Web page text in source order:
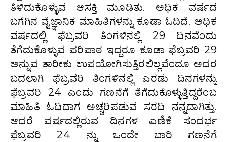
ತಿಳಿದುಕೊಳ್ಳುವ ಆಸಕ್ತಿ ಮೂಡಿತು. ಅಧಿಕ ವರ್ಷದ
ಬಗೆಗಿನ ವೈಜ್ಞಾನಿಕ ಮಾಹಿತಿಗಳನ್ನು ಕೂಡಾ ಓದಿದೆ. ಅಧಿಕ
ವರ್ಷದಲ್ಲಿ ಫೆಬ್ರವರಿ ತಿಂಗಳಿನಲ್ಲಿ 29 ದಿನವೆಂದು
ತೆಗೆದುಕೊಳ್ಳುವ ಪರಿಪಾಠ ಇದ್ದರೂ ಕೂಡಾ ಫೆಬ್ರವರಿ 29
ಅನ್ನುವ ತಾರೀಕು ಉಪಯೋಗಿಸುತ್ತಿರಲಿಲ್ಲವೆಂದೂ ಅದರ
ಬದಲಾಗಿ ಫೆಬ್ರವರಿ ತಿಂಗಳಿನಲ್ಲಿ ಎರಡು ದಿನಗಳನ್ನು
ಫೆಬ್ರವರಿ 24 ಎಂದು ಗಣನೆಗೆ ತೆಗೆದುಕೊಳ್ಳುತ್ತಿದ್ದರೆಂಬ
ಮಾಹಿತಿ ಓದಿದಾಗ ಅಚ್ಚರಿಪಡುವ ಸರದಿ ನನ್ನದಾಗಿತ್ತು.
ಆದರೆ ವರ್ಷದಲ್ಲಿರುವ ದಿನಗಳ ಎಣಿಕೆ ಸಂದರ್ಭ
ಫೆಬ್ರವರಿ 24 ನ್ನು ಒಂದೇ ಬಾರಿ ಗಣನೆಗೆ